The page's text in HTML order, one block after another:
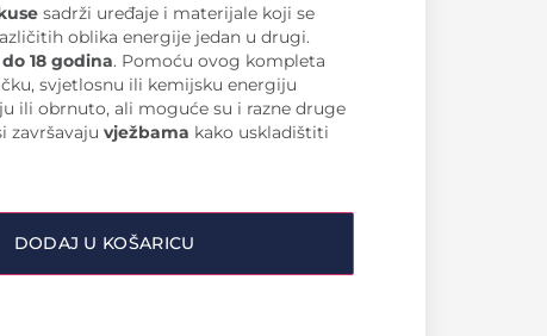
sadrži uređaje i materijale koji se
oblika energije jedan u drugi.
do 18 godina. Pomoću ovog kompleta
svjetlosnu ili kemijsku energiju
ili obrnuto, ali moguće su i razne druge
završavaju vježbama kako uskladištiti
DODAJ U KOŠARICU